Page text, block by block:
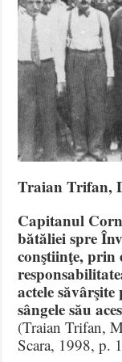
Traian Trifan,
Capitanul
bătăliei spre
conştiinţe, prin
actele
sângele său
(Traian Trifan,
Scara, 1998, p.